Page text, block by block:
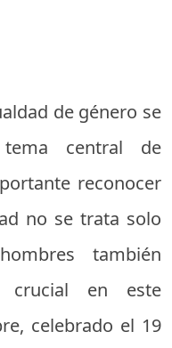
de género se
central de
reconocer
no se trata solo
también
crucial en este
celebrado el 19